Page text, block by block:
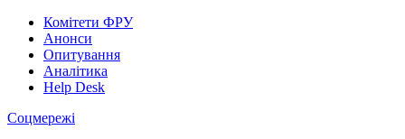
Комітети ФРУ
Анонси
Опитування
Аналітика
Help Desk
Соцмережі